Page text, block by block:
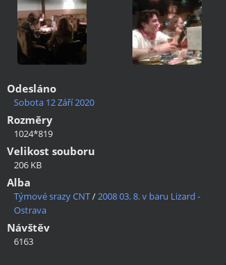
Odesláno
Sobota 12 Září 2020
Rozměry
1024*819
Velikost souboru
206 KB
Alba
Týmové srazy CNT/2008 03. 8. v baru Lizard -
Ostrava
Návštěv
6163